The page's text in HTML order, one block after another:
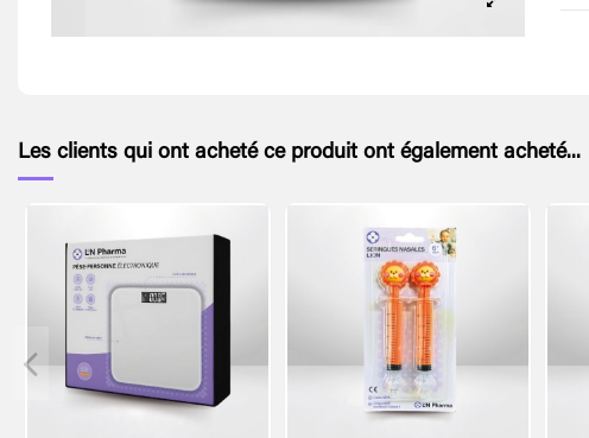
Les clients qui ont acheté ce produit ont également acheté...